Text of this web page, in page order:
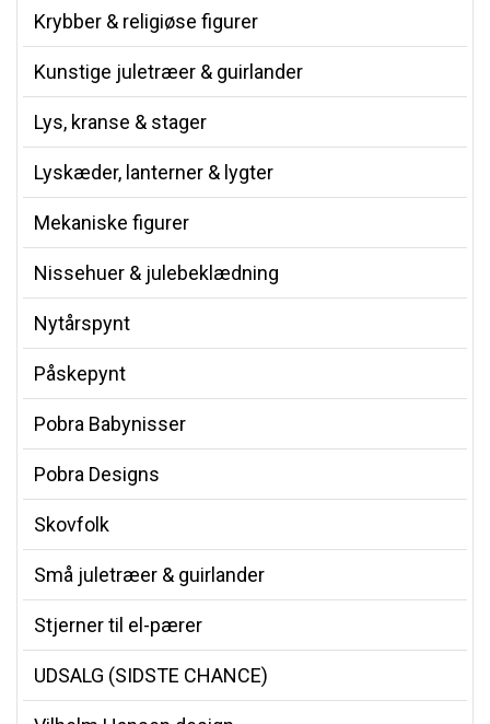
Krybber & religiøse figurer
Kunstige juletræer & guirlander
Lys, kranse & stager
Lyskæder, lanterner & lygter
Mekaniske figurer
Nissehuer & julebeklædning
Nytårspynt
Påskepynt
Pobra Babynisser
Pobra Designs
Skovfolk
Små juletræer & guirlander
Stjerner til el-pærer
UDSALG (SIDSTE CHANCE)